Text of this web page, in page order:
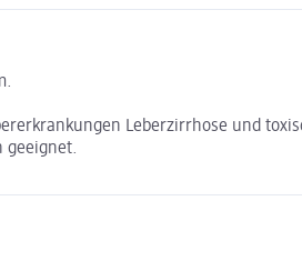
Leberzirrhose und
geeignet.